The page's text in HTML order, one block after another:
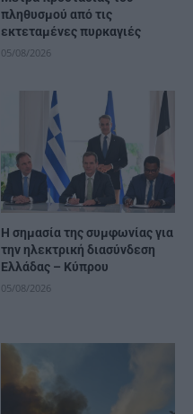
πληθυσμού από τις
εκτεταμένες πυρκαγιές
05/08/2026
H σημασία της συμφωνίας για
την ηλεκτρική διασύνδεση
Ελλάδας – Κύπρου
05/08/2026